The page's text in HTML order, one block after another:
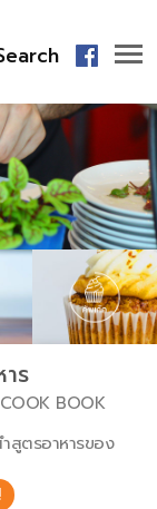
ร
BOOK
สูตรอาหารของ